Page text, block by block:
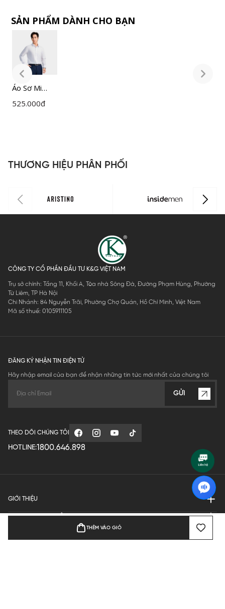
THÊM VÀO GIỎ
SẢN PHẨM DÀNH CHO BẠN
Áo Sơ Mi
Nam Trắng
525.000đ
THƯƠNG HIỆU PHÂN PHỐI
CÔNG TY CỔ PHẦN ĐẦU TƯ K&G VIỆT NAM
Trụ sở chính: Tầng 11, Khối A, Tòa nhà Sông Đà, Đường Phạm Hùng, Phường
Từ Liêm, TP Hà Nội
Chi Nhánh: 84 Nguyễn Trãi, Phường Chợ Quán, Hồ Chí Minh, Việt Nam
Mã số thuế: 0105911105
ĐĂNG KÝ NHẬN TIN ĐIỆN TỬ
Hãy nhập email của bạn để nhận những tin tức mới nhất của chúng tôi
GỬI
THEO DÕI CHÚNG TÔI
HOTLINE:1800.646.898
GIỚI THIỆU
QUY ĐỊNH HOẠT ĐỘNG